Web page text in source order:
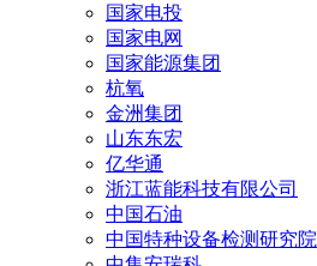
国家电投
国家电网
国家能源集团
杭氧
金洲集团
山东东宏
亿华通
浙江蓝能科技有限公司
中国石油
中国特种设备检测研究院